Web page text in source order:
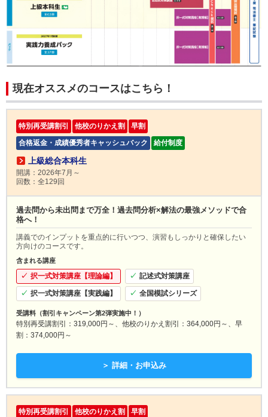
現在オススメのコースはこちら！
特別再受講割引 他校のりかえ割
早割
合格返金・成績優秀者キャッシュバック
給付制度
上級総合本科生
開講：2026年7月～
回数：全129回
過去問から未出問まで万全！過去問分析×解法の最強メソッドで合
格へ！
講義でのインプットを重点的に行いつつ、演習もしっかりと確保したい
方向けのコースです。
含まれる講座
択一式対策講座【理論編】 記述式対策講座
択一式対策講座【実践編】 全国模試シリーズ
受講料（割引キャンペーン第2弾実施中！）
特別再受講割引：319,000円～、他校のりかえ割引：364,000円～、早
割：374,000円～
＞ 詳細・お申込み
特別再受講割引 他校のりかえ割
早割